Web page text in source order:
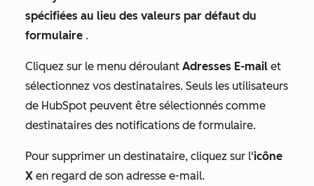
spécifiées au lieu des valeurs par défaut du
formulaire .
Cliquez sur le menu déroulant Adresses E-mail et
sélectionnez vos destinataires. Seuls les utilisateurs
de HubSpot peuvent être sélectionnés comme
destinataires des notifications de formulaire.
Pour supprimer un destinataire, cliquez sur l'icône
X en regard de son adresse e-mail.